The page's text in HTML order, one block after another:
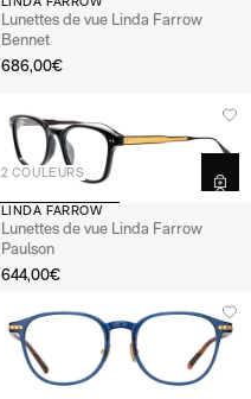
Lunettes de vue Linda Farrow
Bennet
686,00€
2 COULEURS
LINDA FARROW
Lunettes de vue Linda Farrow
Paulson
644,00€